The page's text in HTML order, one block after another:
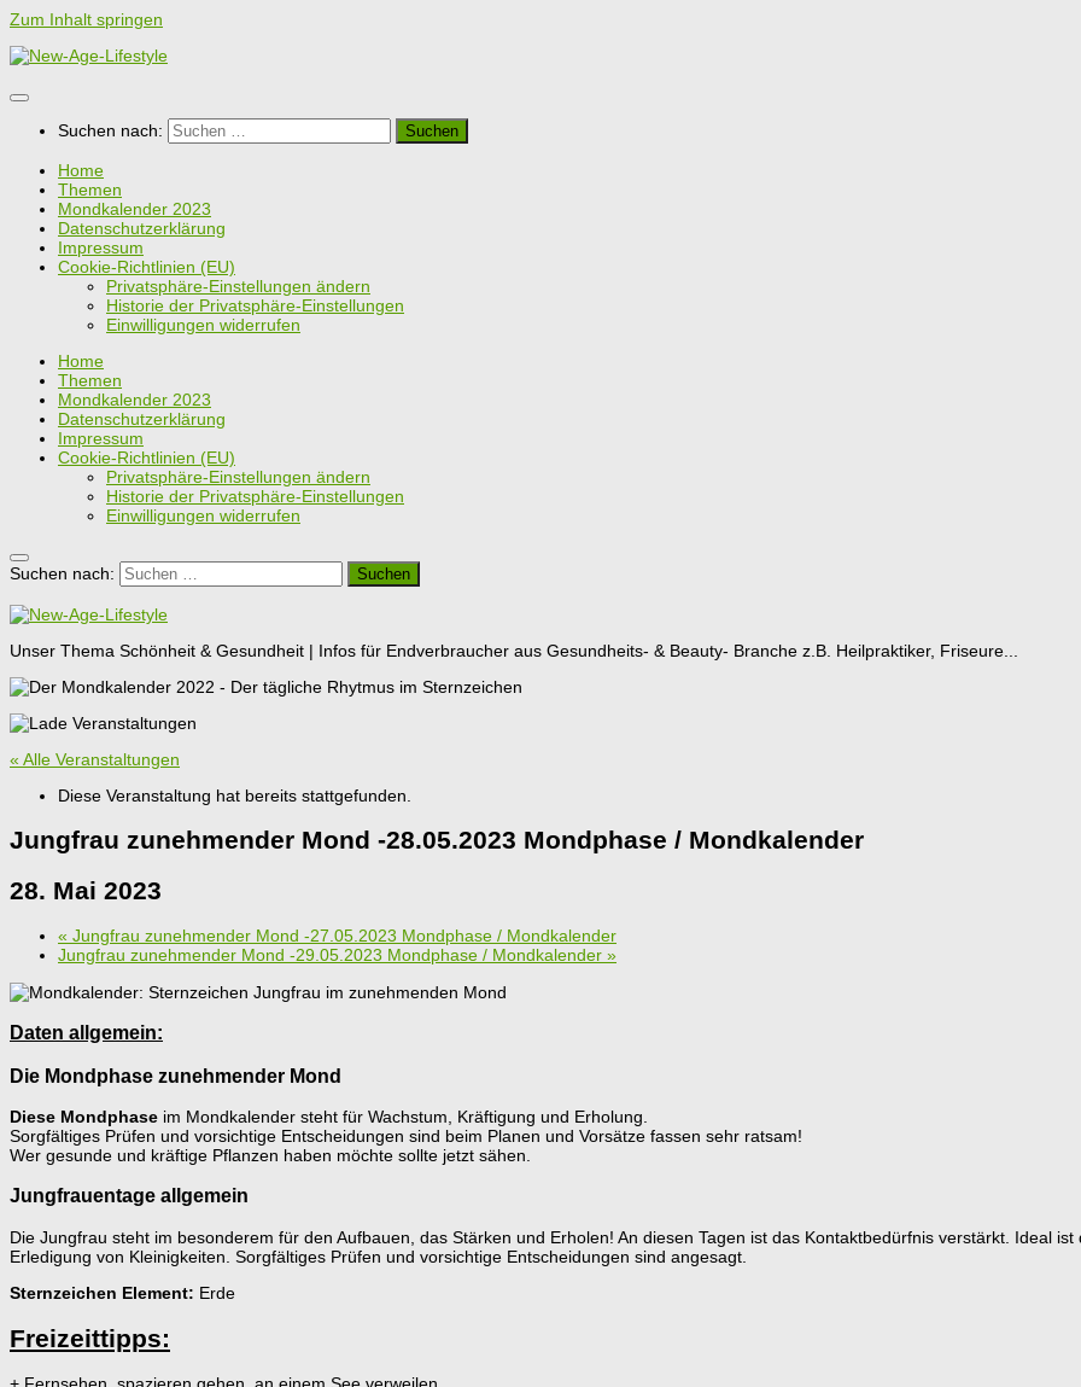
Zum Inhalt springen
Suchen nach:
Home
Themen
Mondkalender 2023
Datenschutzerklärung
Impressum
Cookie-Richtlinien (EU)
Privatsphäre-Einstellungen ändern
Historie der Privatsphäre-Einstellungen
Einwilligungen widerrufen
Home
Themen
Mondkalender 2023
Datenschutzerklärung
Impressum
Cookie-Richtlinien (EU)
Privatsphäre-Einstellungen ändern
Historie der Privatsphäre-Einstellungen
Einwilligungen widerrufen
Suchen nach:
Unser Thema Schönheit & Gesundheit | Infos für Endverbraucher aus Gesundheits- & Beauty- Branche z.B. Heilpraktiker, Friseure...
« Alle Veranstaltungen
Diese Veranstaltung hat bereits stattgefunden.
Jungfrau zunehmender Mond -28.05.2023 Mondphase / Mondkalender
28. Mai 2023
« Jungfrau zunehmender Mond -27.05.2023 Mondphase / Mondkalender
Jungfrau zunehmender Mond -29.05.2023 Mondphase / Mondkalender »
Daten allgemein:
Die Mondphase zunehmender Mond
Diese Mondphase im Mondkalender steht für Wachstum, Kräftigung und Erholung.
Sorgfältiges Prüfen und vorsichtige Entscheidungen sind beim Planen und Vorsätze fassen sehr ratsam!
Wer gesunde und kräftige Pflanzen haben möchte sollte jetzt sähen.
Jungfrauentage allgemein
Die Jungfrau steht im besonderem für den Aufbauen, das Stärken und Erholen! An diesen Tagen ist das Kontaktbedürfnis verstärkt. Ideal
Erledigung von Kleinigkeiten. Sorgfältiges Prüfen und vorsichtige Entscheidungen sind angesagt.
Sternzeichen Element: Erde
Freizeittipps: